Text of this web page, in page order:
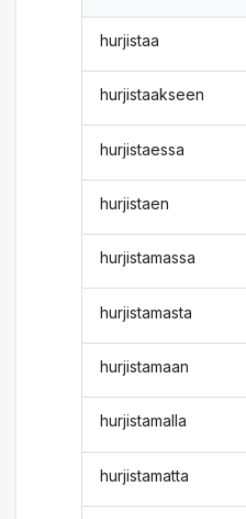
hurjistaa
hurjistaakseen
hurjistaessa
hurjistaen
hurjistamassa
hurjistamasta
hurjistamaan
hurjistamalla
hurjistamatta